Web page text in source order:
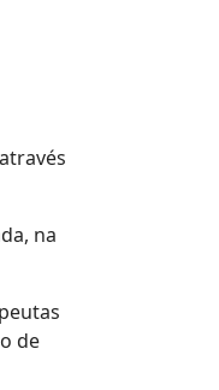
na
de